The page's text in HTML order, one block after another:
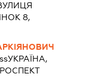
8,
УКРАЇНА,